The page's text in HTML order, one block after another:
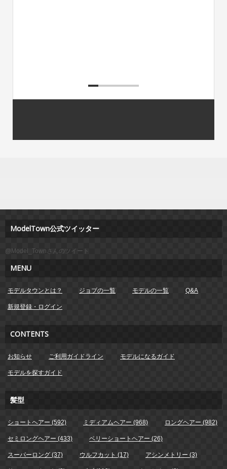
ModelTown公式ツイッター
@Model_Townさんのツイート
MENU
モデルタウンとは？ ジョブの一覧 モデルの一覧 Q&A
新規登録・ログイン
CONTENTS
お知らせ ご利用ガイドライン モデルになるガイド
モデルを探すガイド
髪型
ショートヘアー (592) ミディアムヘアー (968) ロングヘアー (982)
セミロングヘアー (433) ベリーショートヘアー (26)
スーパーロング (37) ウルフカット (17) アシンメトリー (3)